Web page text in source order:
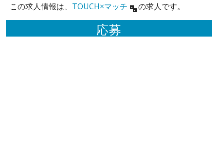
この求人情報は、 TOUCH×マッチ の求人です。
応募